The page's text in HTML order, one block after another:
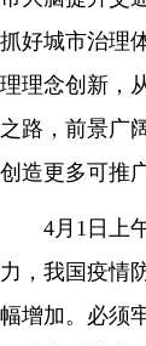
抓好城市治理
理理念创新，
之路，前景广
创造更多可推
4月1日上
力，我国疫情
幅增加。必须